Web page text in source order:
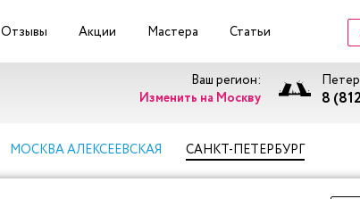
Отзывы Акции Мастера Статьи
Ваш регион:
Изменить на Москву
8
МОСКВА АЛЕКСЕЕВСКАЯ САНКТ-ПЕТЕРБУРГ